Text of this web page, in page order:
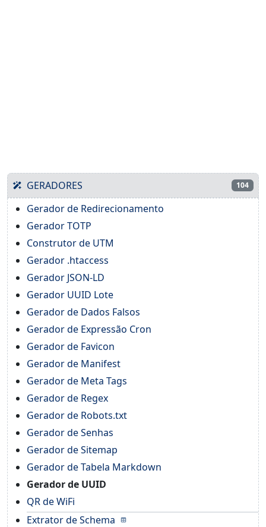
GERADORES 104
Gerador de Redirecionamento
Gerador TOTP
Construtor de UTM
Gerador .htaccess
Gerador JSON-LD
Gerador UUID Lote
Gerador de Dados Falsos
Gerador de Expressão Cron
Gerador de Favicon
Gerador de Manifest
Gerador de Meta Tags
Gerador de Regex
Gerador de Robots.txt
Gerador de Senhas
Gerador de Sitemap
Gerador de Tabela Markdown
Gerador de UUID
QR de WiFi
Extrator de Schema